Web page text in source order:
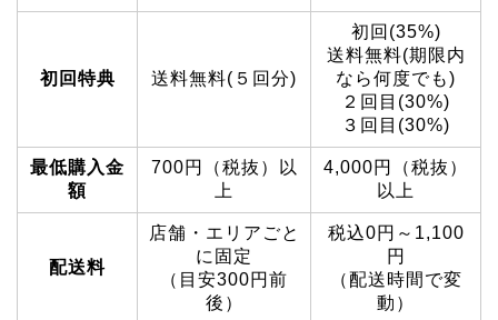
初回特典 送料無料(５回分)
初回(35%)
送料無料(期限内
なら何度でも)
２回目(30%)
３回目(30%)
最低購入金
額
700円（税抜）以
上
4,000円（税抜）
以上
配送料
店舗・エリアごと
に固定
（目安300円前
後）
税込0円～1,100
円
（配送時間で変
動）